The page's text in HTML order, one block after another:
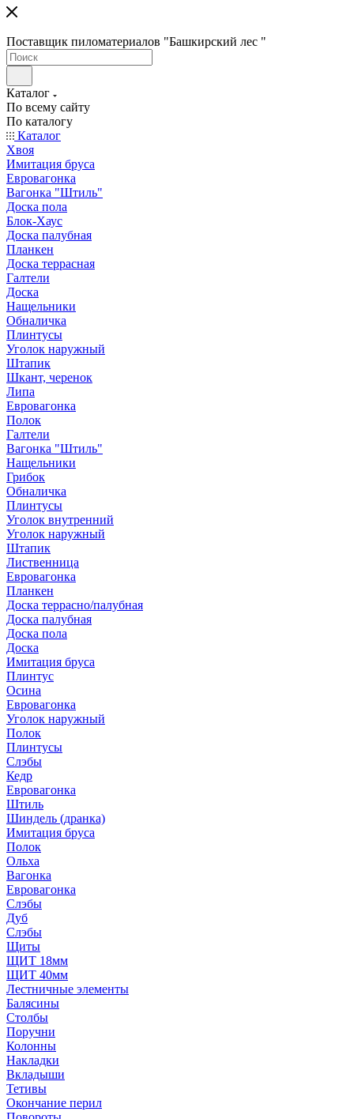
Поставщик пиломатериалов "Башкирский лес "
Каталог
По всему сайту
По каталогу
Каталог
Хвоя
Имитация бруса
Евровагонка
Вагонка "Штиль"
Доска пола
Блок-Хаус
Доска палубная
Планкен
Доска террасная
Галтели
Доска
Нащельники
Обналичка
Плинтусы
Уголок наружный
Штапик
Шкант, черенок
Липа
Евровагонка
Полок
Галтели
Вагонка "Штиль"
Нащельники
Грибок
Обналичка
Плинтусы
Уголок внутренний
Уголок наружный
Штапик
Лиственница
Евровагонка
Планкен
Доска террасно/палубная
Доска палубная
Доска пола
Доска
Имитация бруса
Плинтус
Осина
Евровагонка
Уголок наружный
Полок
Плинтусы
Слэбы
Кедр
Евровагонка
Штиль
Шиндель (дранка)
Имитация бруса
Полок
Ольха
Вагонка
Евровагонка
Слэбы
Дуб
Слэбы
Щиты
ЩИТ 18мм
ЩИТ 40мм
Лестничные элементы
Балясины
Столбы
Поручни
Колонны
Накладки
Вкладыши
Тетивы
Окончание перил